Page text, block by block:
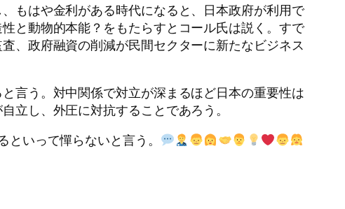
もはや金利がある時代になると、日本政府が利用で
と動物的本能？をもたらすとコール氏は説く。すで
、政府融資の削減が民間セクターに新たなビジネス
言う。対中関係で対立が深まるほど日本の重要性は
立し、外圧に対抗することであろう。
いって憚らないと言う。